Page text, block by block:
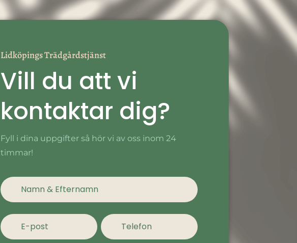
Lidköpings Trädgårdstjänst
Vill du att vi
kontaktar dig?
Fyll i dina uppgifter så hör vi av oss inom 24
timmar!
Kontaktformulär